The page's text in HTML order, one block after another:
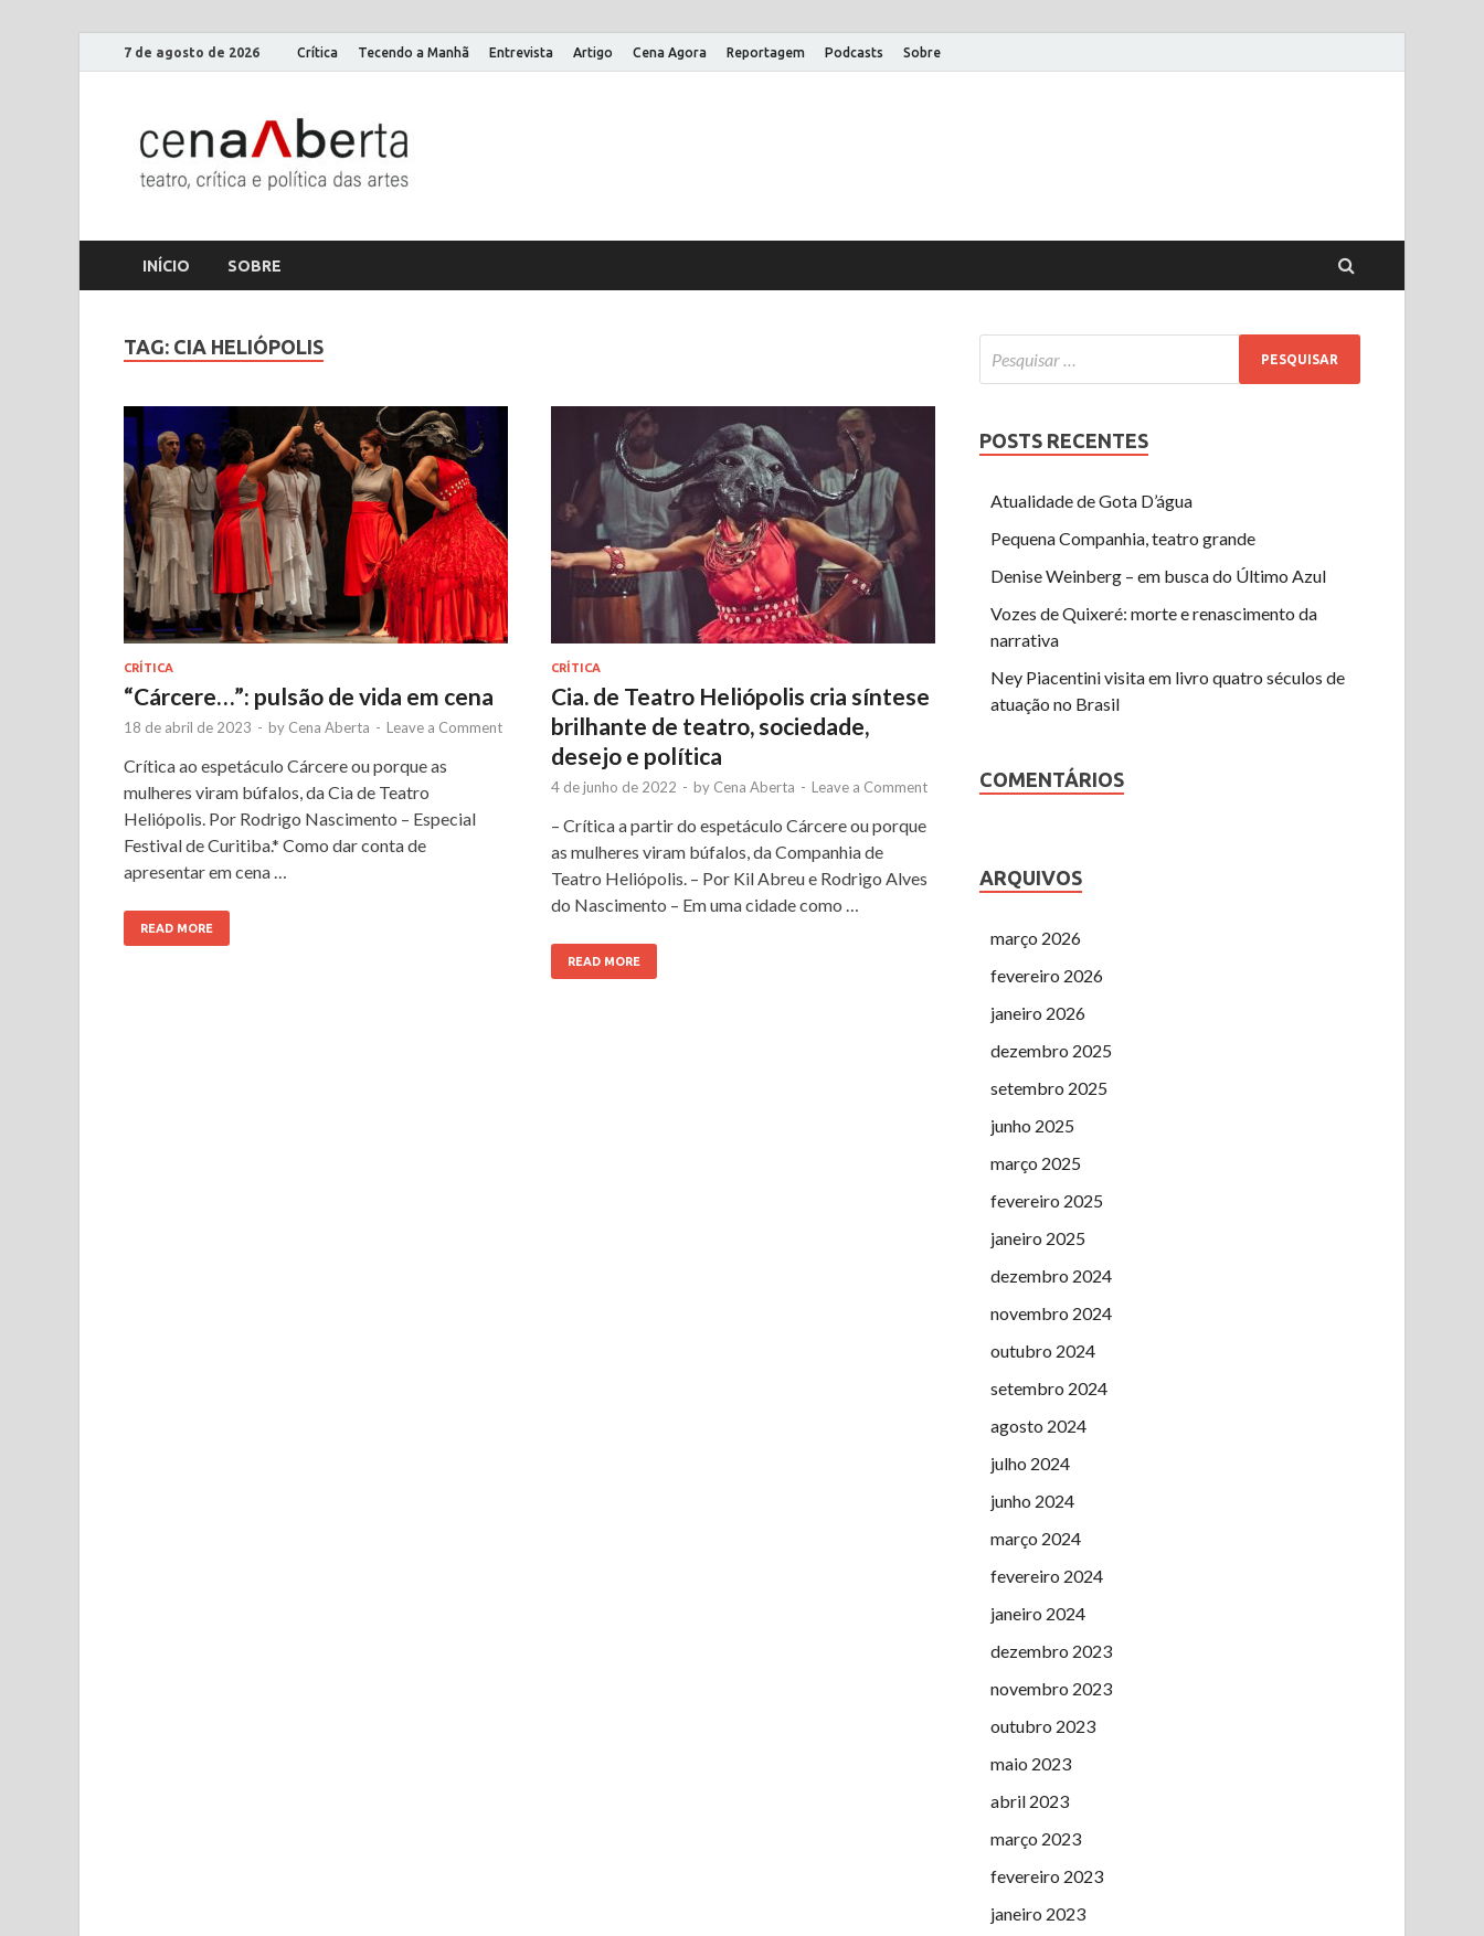
7 de agosto de 2026 Crítica Tecendo a Manhã Entrevista Artigo Cena Agora Reportagem Podcasts Sobre
INÍCIO SOBRE
TAG: CIA HELIÓPOLIS
CRÍTICA
“Cárcere…”: pulsão de vida em cena
18 de abril de 2023 - by Cena Aberta - Leave a Comment
Crítica ao espetáculo Cárcere ou porque as
mulheres viram búfalos, da Cia de Teatro
Heliópolis. Por Rodrigo Nascimento – Especial
Festival de Curitiba.* Como dar conta de
apresentar em cena …
READ MORE
CRÍTICA
Cia. de Teatro Heliópolis cria síntese
brilhante de teatro, sociedade,
desejo e política
4 de junho de 2022 - by Cena Aberta - Leave a Comment
– Crítica a partir do espetáculo Cárcere ou porque
as mulheres viram búfalos, da Companhia de
Teatro Heliópolis. – Por Kil Abreu e Rodrigo Alves
do Nascimento – Em uma cidade como …
READ MORE
POSTS RECENTES
Atualidade de Gota D’água
Pequena Companhia, teatro grande
Denise Weinberg – em busca do Último Azul
Vozes de Quixeré: morte e renascimento da
narrativa
Ney Piacentini visita em livro quatro séculos de
atuação no Brasil
COMENTÁRIOS
ARQUIVOS
março 2026
fevereiro 2026
janeiro 2026
dezembro 2025
setembro 2025
junho 2025
março 2025
fevereiro 2025
janeiro 2025
dezembro 2024
novembro 2024
outubro 2024
setembro 2024
agosto 2024
julho 2024
junho 2024
março 2024
fevereiro 2024
janeiro 2024
dezembro 2023
novembro 2023
outubro 2023
maio 2023
abril 2023
março 2023
fevereiro 2023
janeiro 2023